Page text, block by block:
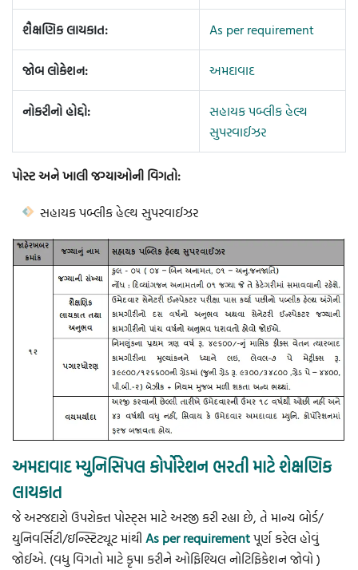
શૈક્ષણિક લાયકાત: As per requirement
જોબ લોકેશન: અમદાવાદ
નોકરીનો હોદ્દો:
સહાયક પબ્લીક હેલ્થ
સુપરવાઈઝર
પોસ્ટ અને ખાલી જગ્યાઓની વિગતો:
સહાયક પબ્લીક હેલ્થ સુપરવાઈઝર
અમદાવાદ મ્યુનિસિપલ કોર્પોરેશન ભરતી માટે શેક્ષણિક
લાયકાત
જે અરજદારો ઉપરોક્ત પોસ્ટ્સ માટે અરજી કરી રહ્યા છે, તે માન્ય બોર્ડ/
યુનિવર્સિટી/ઇન્સ્ટિટ્યૂટ માંથી As per requirementપૂર્ણ કરેલ હોવું
જોઈએ. (વધુ વિગતો માટે કૃપા કરીને ઓફિશ્યિલ નોટિફિકેશન જોવો )